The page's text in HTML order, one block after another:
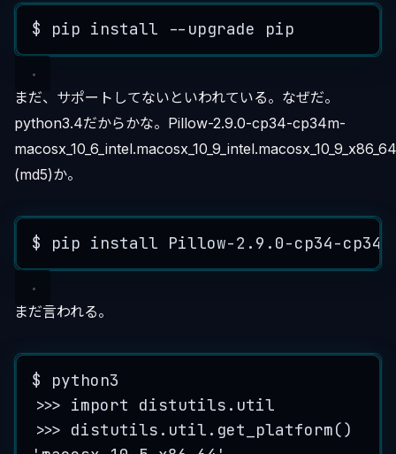
$ pip install -- upgrade pip
まだ、サポートしてないといわれている。なぜだ。
python3.4だからかな。Pillow-2.9.0-cp34-cp34m-
(md5)か。
$ pip install Pillow-2.9 . 0-cp34-cp34m
まだ言われる。
$
python3
>>> import distutils.util
>>> distutils.util.get_platform()